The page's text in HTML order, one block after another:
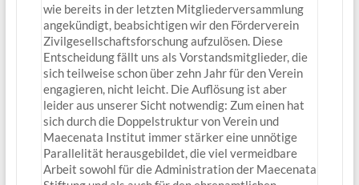
wie bereits in der letzten Mitgliederversammlung
angekündigt, beabsichtigen wir den Förderverein
Zivilgesellschaftsforschung aufzulösen. Diese
Entscheidung fällt uns als Vorstandsmitglieder, die
sich teilweise schon über zehn Jahr für den Verein
engagieren, nicht leicht. Die Auflösung ist aber
leider aus unserer Sicht notwendig: Zum einen hat
sich durch die Doppelstruktur von Verein und
Maecenata Institut immer stärker eine unnötige
Parallelität herausgebildet, die viel vermeidbare
Arbeit sowohl für die Administration der Maecenata